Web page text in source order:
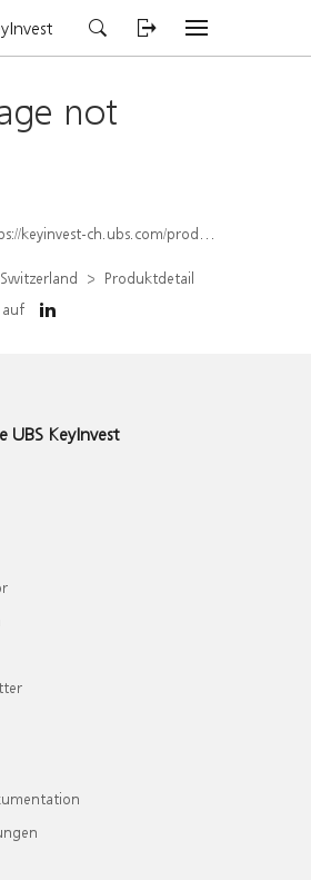
not
ch.ubs.com/produkt/detail/index/isin/CH1578791910
Produktdetail
auf
UBS KeyInvest